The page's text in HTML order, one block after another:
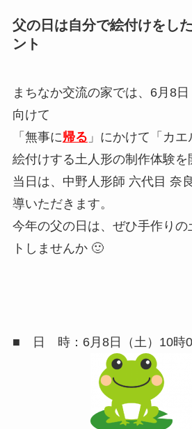
父の日は自分で絵付けをし
ント
まちなか交流の家では、6月8
向けて
「無事に帰る 」にかけて「カ
絵付けする土人形の制作体験を
当日は、中野人形師 六代目 奈
導いただきます。
今年の父の日は、ぜひ手作りの
トしませんか 🙂
■ 日 時：6月8日（土）10時